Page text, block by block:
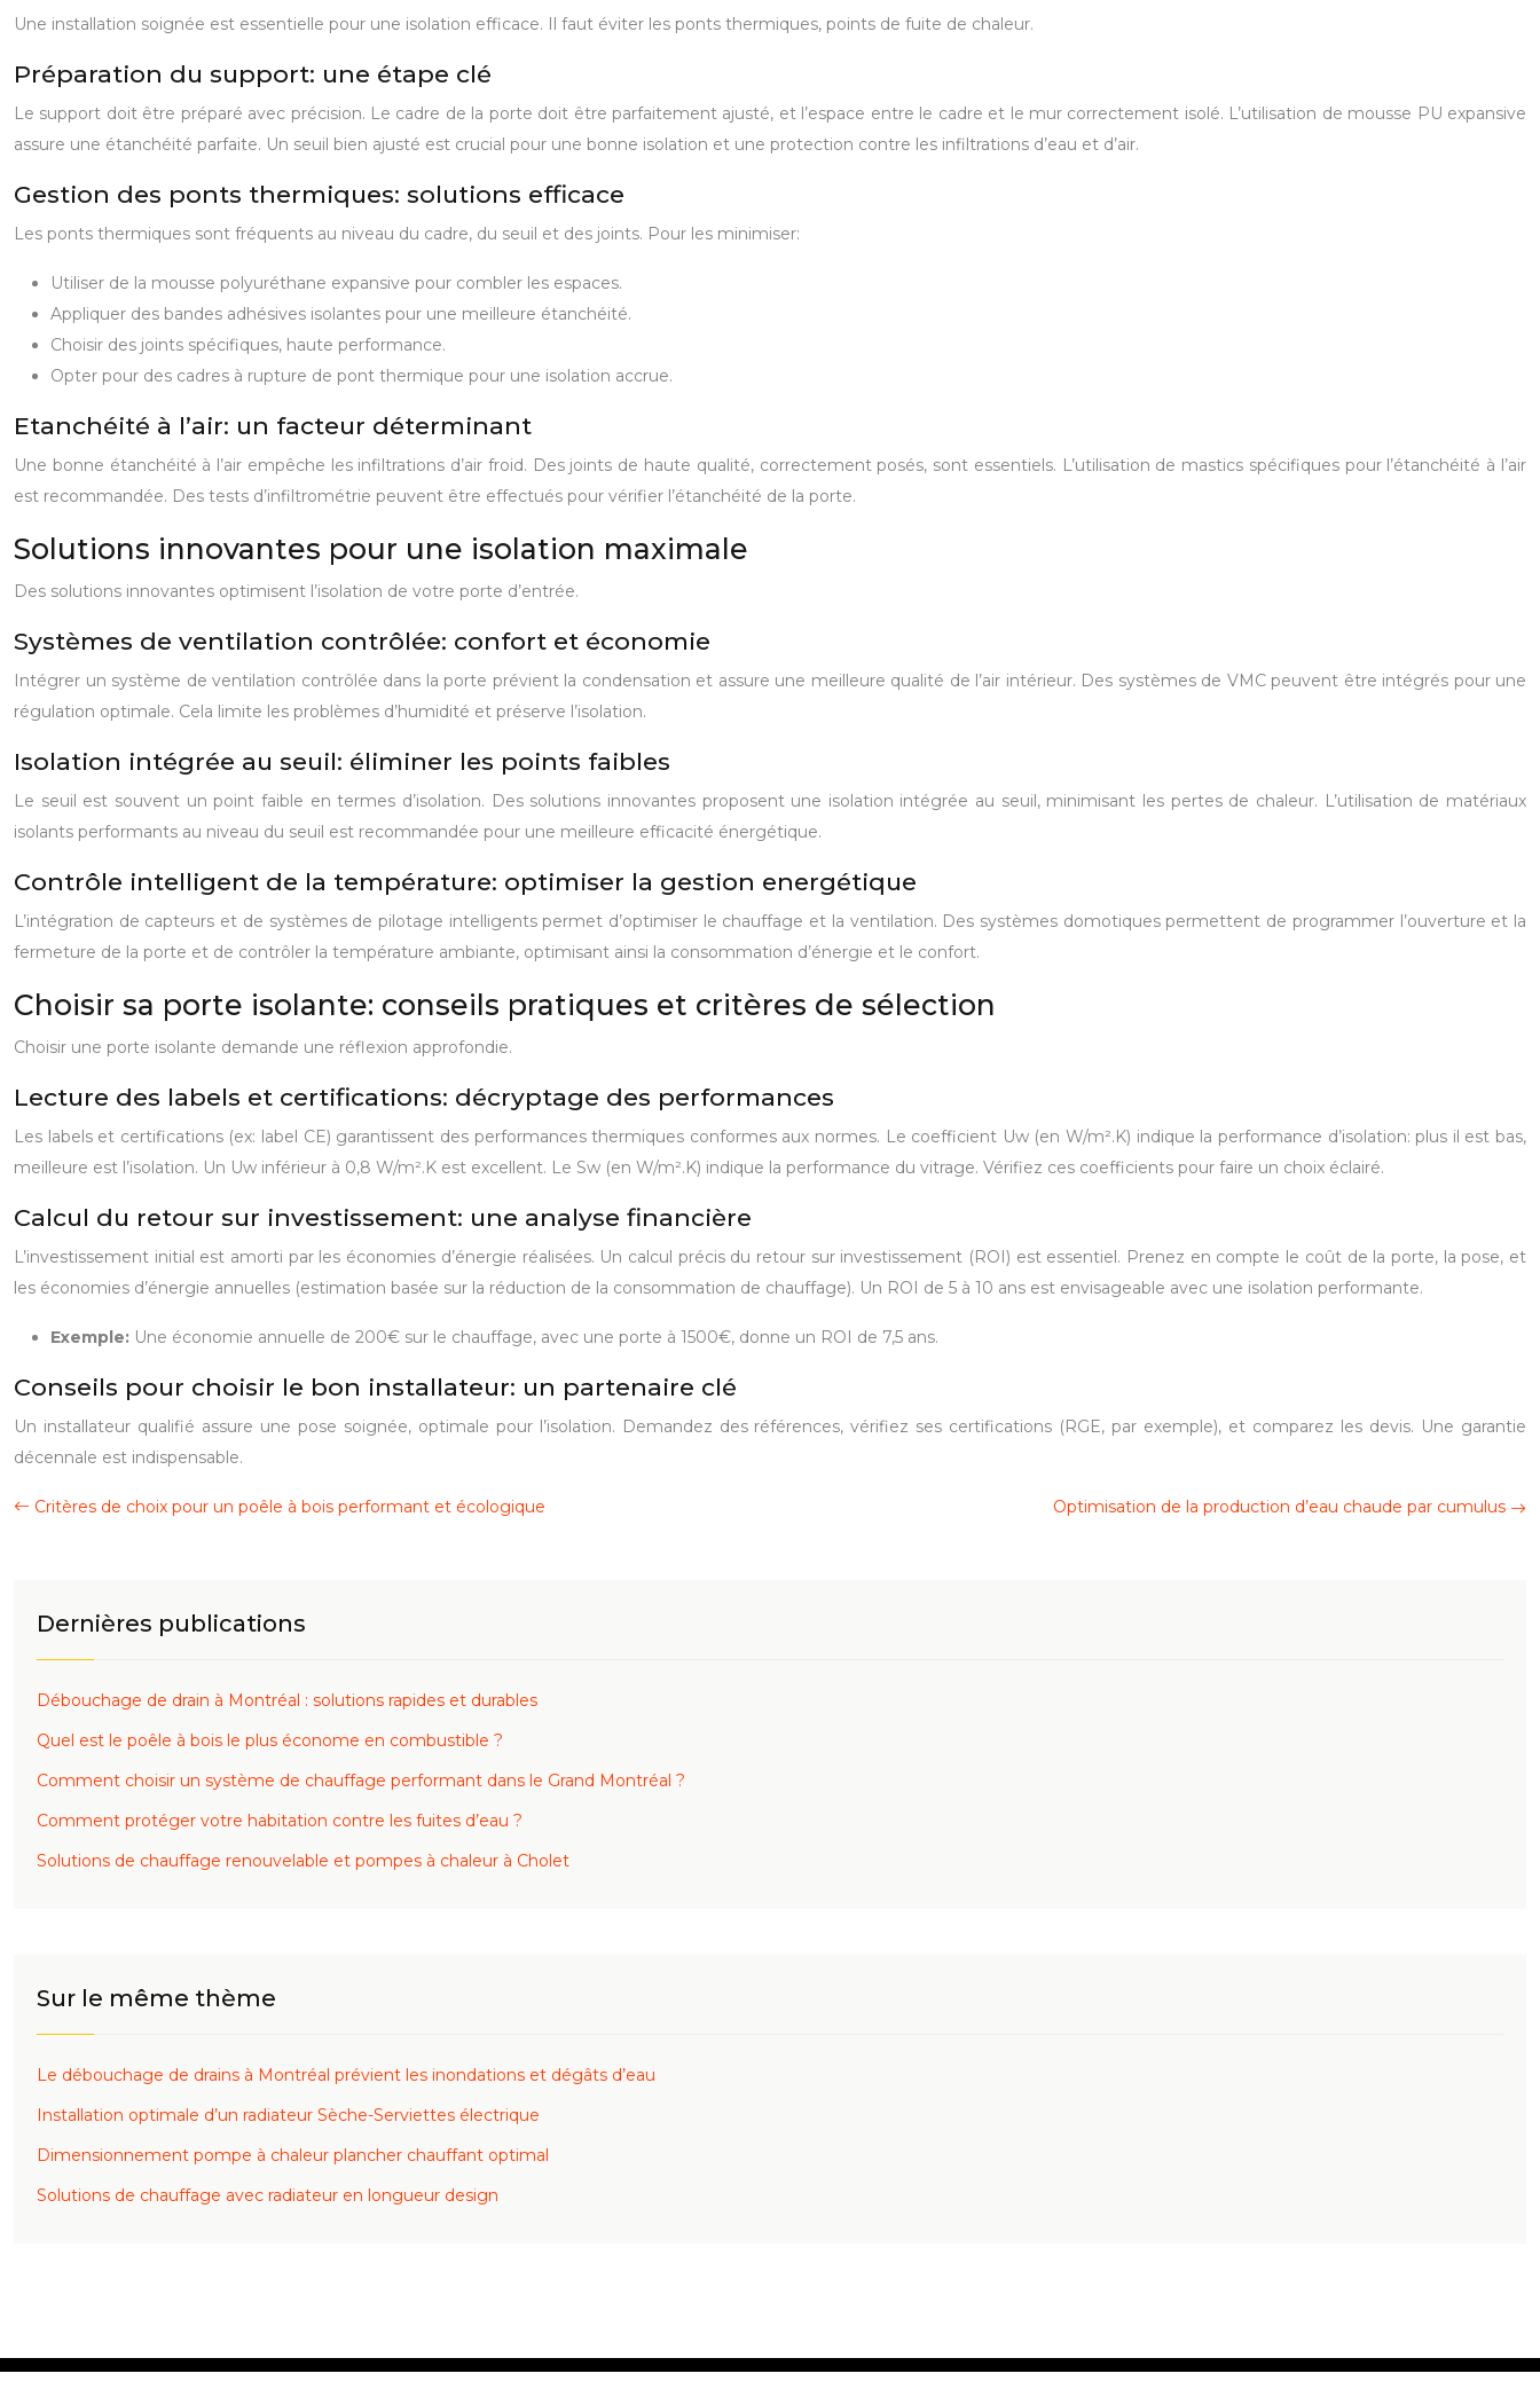
Une installation soignée est essentielle pour une isolation efficace. Il faut éviter les ponts thermiques, points de fuite de chaleur.
Préparation du support: une étape clé
Le support doit être préparé avec précision. Le cadre de la porte doit être parfaitement ajusté, et l’espace entre le cadre et le mur correctement isolé. L’utilisation de mousse PU expansive
assure une étanchéité parfaite. Un seuil bien ajusté est crucial pour une bonne isolation et une protection contre les infiltrations d’eau et d’air.
Gestion des ponts thermiques: solutions efficace
Les ponts thermiques sont fréquents au niveau du cadre, du seuil et des joints. Pour les minimiser:
Utiliser de la mousse polyuréthane expansive pour combler les espaces.
Appliquer des bandes adhésives isolantes pour une meilleure étanchéité.
Choisir des joints spécifiques, haute performance.
Opter pour des cadres à rupture de pont thermique pour une isolation accrue.
Etanchéité à l’air: un facteur déterminant
Une bonne étanchéité à l’air empêche les infiltrations d’air froid. Des joints de haute qualité, correctement posés, sont essentiels. L’utilisation de mastics spécifiques pour l’étanchéité à l’air
est recommandée. Des tests d’infiltrométrie peuvent être effectués pour vérifier l’étanchéité de la porte.
Solutions innovantes pour une isolation maximale
Des solutions innovantes optimisent l’isolation de votre porte d’entrée.
Systèmes de ventilation contrôlée: confort et économie
Intégrer un système de ventilation contrôlée dans la porte prévient la condensation et assure une meilleure qualité de l’air intérieur. Des systèmes de VMC peuvent être intégrés pour une
régulation optimale. Cela limite les problèmes d’humidité et préserve l’isolation.
Isolation intégrée au seuil: éliminer les points faibles
Le seuil est souvent un point faible en termes d’isolation. Des solutions innovantes proposent une isolation intégrée au seuil, minimisant les pertes de chaleur. L’utilisation de matériaux
isolants performants au niveau du seuil est recommandée pour une meilleure efficacité énergétique.
Contrôle intelligent de la température: optimiser la gestion energétique
L’intégration de capteurs et de systèmes de pilotage intelligents permet d’optimiser le chauffage et la ventilation. Des systèmes domotiques permettent de programmer l’ouverture et la
fermeture de la porte et de contrôler la température ambiante, optimisant ainsi la consommation d’énergie et le confort.
Choisir sa porte isolante: conseils pratiques et critères de sélection
Choisir une porte isolante demande une réflexion approfondie.
Lecture des labels et certifications: décryptage des performances
Les labels et certifications (ex: label CE) garantissent des performances thermiques conformes aux normes. Le coefficient Uw (en W/m².K) indique la performance d’isolation: plus il est bas,
meilleure est l’isolation. Un Uw inférieur à 0,8 W/m².K est excellent. Le Sw (en W/m².K) indique la performance du vitrage. Vérifiez ces coefficients pour faire un choix éclairé.
Calcul du retour sur investissement: une analyse financière
L’investissement initial est amorti par les économies d’énergie réalisées. Un calcul précis du retour sur investissement (ROI) est essentiel. Prenez en compte le coût de la porte, la pose, et
les économies d’énergie annuelles (estimation basée sur la réduction de la consommation de chauffage). Un ROI de 5 à 10 ans est envisageable avec une isolation performante.
Exemple: Une économie annuelle de 200€ sur le chauffage, avec une porte à 1500€, donne un ROI de 7,5 ans.
Conseils pour choisir le bon installateur: un partenaire clé
Un installateur qualifié assure une pose soignée, optimale pour l’isolation. Demandez des références, vérifiez ses certifications (RGE, par exemple), et comparez les devis. Une garantie
décennale est indispensable.
Critères de choix pour un poêle à bois performant et écologique Optimisation de la production d’eau chaude par cumulus
Dernières publications
Débouchage de drain à Montréal : solutions rapides et durables
Quel est le poêle à bois le plus économe en combustible ?
Comment choisir un système de chauffage performant dans le Grand Montréal ?
Comment protéger votre habitation contre les fuites d’eau ?
Solutions de chauffage renouvelable et pompes à chaleur à Cholet
Sur le même thème
Le débouchage de drains à Montréal prévient les inondations et dégâts d’eau
Installation optimale d’un radiateur Sèche-Serviettes électrique
Dimensionnement pompe à chaleur plancher chauffant optimal
Solutions de chauffage avec radiateur en longueur design